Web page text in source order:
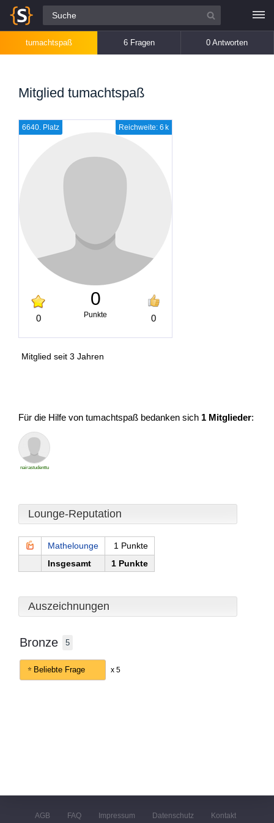
Alle Fragen
tumachtspaß 6 Fragen 0 Antworten
Mitglied tumachtspaß
Reichweite: 6 k
6640. Platz
0
0
Punkte 0
Mitglied seit 3 Jahren
Für die Hilfe von tumachtspaß bedanken sich 1 Mitglieder:
nairastudenttu
Lounge-Reputation
Mathelounge
1 Punkte
Insgesamt
1 Punkte
Auszeichnungen
Bronze 5
Beliebte Frage x 5
AGB FAQ Impressum Datenschutz Kontakt